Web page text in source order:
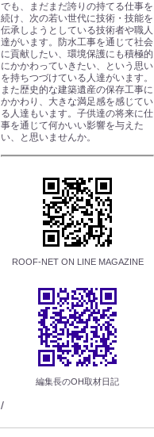
でも、まだまだ誇りの持てる仕事を
続け、次の若い世代に技術・技能を
伝承しようとしている技術者や職人
達がいます。防水工事を通じて社会
に貢献したい、環境保護にも積極的
にかかわっていきたい、という思い
を持ちつづけている人達がいます。
また歴史的な建築遺産の保存工事に
かかわり、大きな満足感を感じてい
る人達もいます。子供達の将来に仕
事を通じて何かいい影響を与えた
い、と思いませんか。
ROOF-NET ON LINE MAGAZINE
編集長のOH取材日記
/